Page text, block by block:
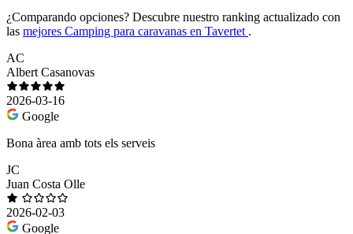
¿Comparando opciones? Descubre nuestro ranking actualizado con
las mejores Camping para caravanas en Tavertet .
AC
Albert Casanovas
2026-03-16
Google
Bona àrea amb tots els serveis
JC
Juan Costa Olle
2026-02-03
Google